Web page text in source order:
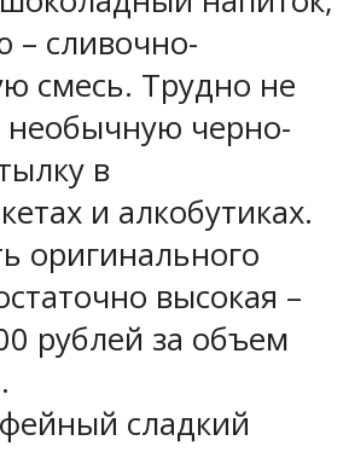
– сливочно-
смесь. Трудно не
необычную черно-
в
и алкобутиках.
оригинального
высокая –
рублей за объем
сладкий